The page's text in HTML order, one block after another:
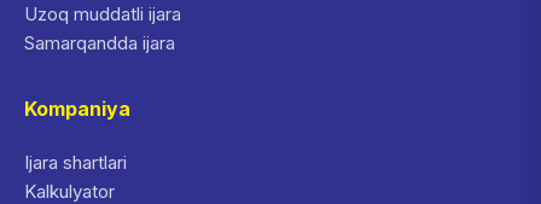
Uzoq muddatli ijara
Samarqandda ijara
Kompaniya
Ijara shartlari
Kalkulyator